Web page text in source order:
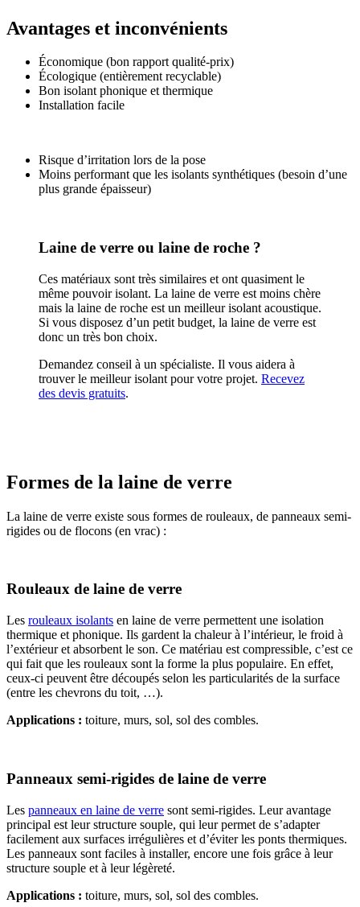
Avantages et inconvénients
Économique (bon rapport qualité-prix)
Écologique (entièrement recyclable)
Bon isolant phonique et thermique
Installation facile
Risque d’irritation lors de la pose
Moins performant que les isolants synthétiques (besoin d’une
plus grande épaisseur)
Laine de verre ou laine de roche ?
Ces matériaux sont très similaires et ont quasiment le
même pouvoir isolant. La laine de verre est moins chère
mais la laine de roche est un meilleur isolant acoustique.
Si vous disposez d’un petit budget, la laine de verre est
donc un très bon choix.
Demandez conseil à un spécialiste. Il vous aidera à
trouver le meilleur isolant pour votre projet. Recevez
des devis gratuits.
Formes de la laine de verre
La laine de verre existe sous formes de rouleaux, de panneaux semi-
rigides ou de flocons (en vrac) :
Rouleaux de laine de verre
Les rouleaux isolants en laine de verre permettent une isolation
thermique et phonique. Ils gardent la chaleur à l’intérieur, le froid à
l’extérieur et absorbent le son. Ce matériau est compressible, c’est ce
qui fait que les rouleaux sont la forme la plus populaire. En effet,
ceux-ci peuvent être découpés selon les particularités de la surface
(entre les chevrons du toit, …).
Applications : toiture, murs, sol, sol des combles.
Panneaux semi-rigides de laine de verre
Les panneaux en laine de verre sont semi-rigides. Leur avantage
principal est leur structure souple, qui leur permet de s’adapter
facilement aux surfaces irrégulières et d’éviter les ponts thermiques.
Les panneaux sont faciles à installer, encore une fois grâce à leur
structure souple et à leur légèreté.
Applications : toiture, murs, sol, sol des combles.